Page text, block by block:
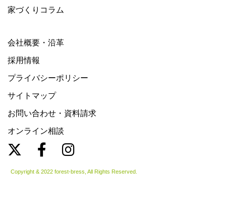
家づくりコラム
会社概要・沿革
採用情報
プライバシーポリシー
サイトマップ
お問い合わせ・資料請求
オンライン相談
Copyright & 2022 forest-bress, All Rights Reserved.